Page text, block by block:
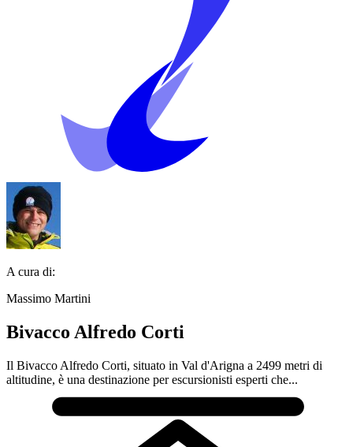
A cura di:
Massimo Martini
Bivacco Alfredo Corti
Il Bivacco Alfredo Corti, situato in Val d'Arigna a 2499 metri di
altitudine, è una destinazione per escursionisti esperti che...